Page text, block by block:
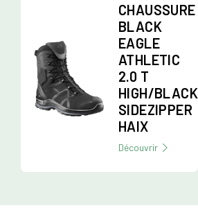
CHAUSSURE
BLACK
EAGLE
ATHLETIC
2.0 T
HIGH/BLACK
SIDEZIPPER
HAIX
Découvrir